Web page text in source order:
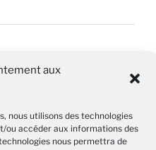
aux
nous utilisons des technologies
ou accéder aux informations des
nous permettra de
de France (BnF)